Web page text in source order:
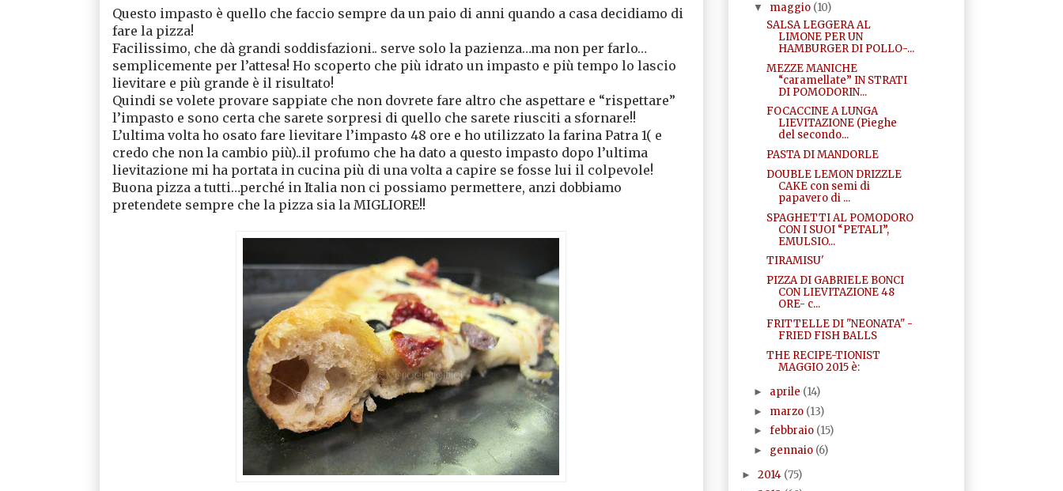
Questo impasto è quello che faccio sempre da un paio di anni quando a casa decidiamo di
fare la pizza!
Facilissimo, che dà grandi soddisfazioni.. serve solo la pazienza…ma non per farlo…
semplicemente per l’attesa! Ho scoperto che più idrato un impasto e più tempo lo lascio
lievitare e più grande è il risultato!
Quindi se volete provare sappiate che non dovrete fare altro che aspettare e “rispettare”
l’impasto e sono certa che sarete sorpresi di quello che sarete riusciti a sfornare!!
L’ultima volta ho osato fare lievitare l’impasto 48 ore e ho utilizzato la farina Patra 1( e
credo che non la cambio più)..il profumo che ha dato a questo impasto dopo l’ultima
lievitazione mi ha portata in cucina più di una volta a capire se fosse lui il colpevole!
Buona pizza a tutti…perché in Italia non ci possiamo permettere, anzi dobbiamo
pretendete sempre che la pizza sia la MIGLIORE!!
▼ maggio (10)
SALSA LEGGERA AL
LIMONE PER UN
HAMBURGER DI POLLO-...
MEZZE MANICHE
“caramellate” IN STRATI
DI POMODORIN...
FOCACCINE A LUNGA
LIEVITAZIONE (Pieghe
del secondo...
PASTA DI MANDORLE
DOUBLE LEMON DRIZZLE
CAKE con semi di
papavero di ...
SPAGHETTI AL POMODORO
CON I SUOI “PETALI”,
EMULSIO...
TIRAMISU'
PIZZA DI GABRIELE BONCI
CON LIEVITAZIONE 48
ORE- c...
FRITTELLE DI "NEONATA" -
FRIED FISH BALLS
THE RECIPE-TIONIST
MAGGIO 2015 è:
► aprile (14)
► marzo (13)
►febbraio (15)
► gennaio (6)
► 2014 (75)